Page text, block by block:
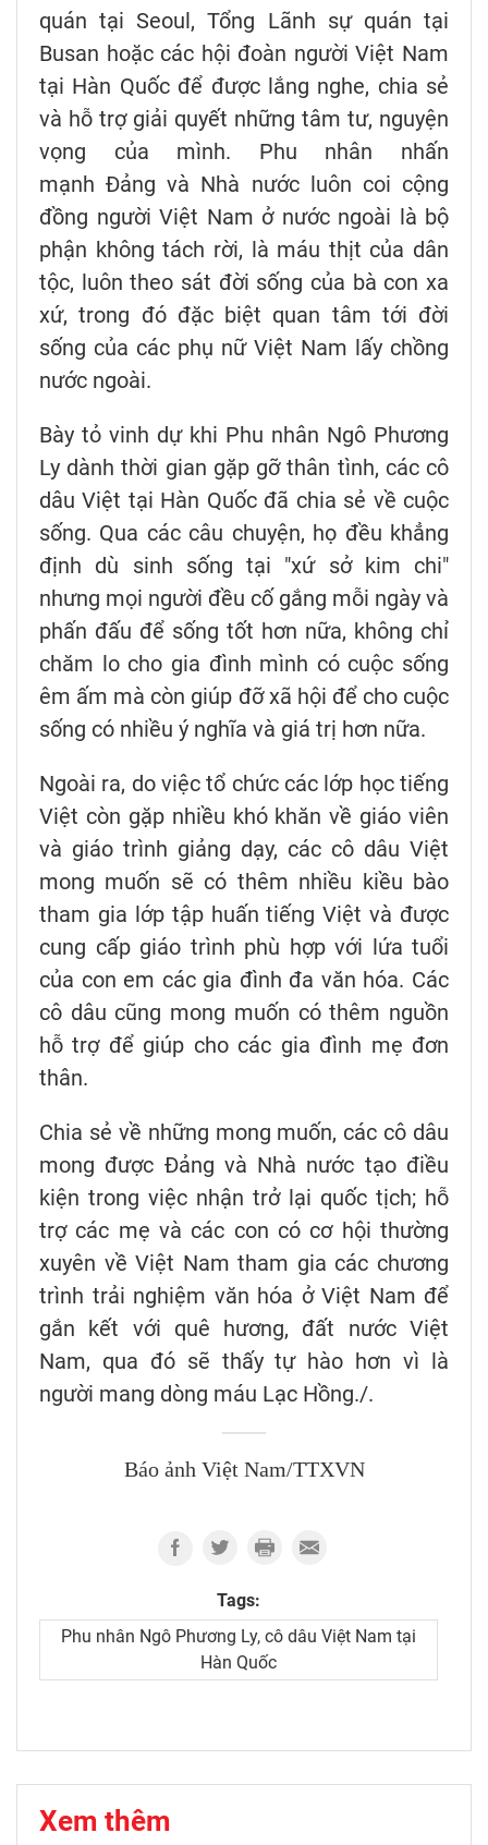
quán tại Seoul, Tổng Lãnh sự quán tại
Busan hoặc các hội đoàn người Việt Nam
tại Hàn Quốc để được lắng nghe, chia sẻ
và hỗ trợ giải quyết những tâm tư, nguyện
vọng của mình. Phu nhân nhấn
mạnh Đảng và Nhà nước luôn coi cộng
đồng người Việt Nam ở nước ngoài là bộ
phận không tách rời, là máu thịt của dân
tộc, luôn theo sát đời sống của bà con xa
xứ, trong đó đặc biệt quan tâm tới đời
sống của các phụ nữ Việt Nam lấy chồng
nước ngoài.
Bày tỏ vinh dự khi Phu nhân Ngô Phương
Ly dành thời gian gặp gỡ thân tình, các cô
dâu Việt tại Hàn Quốc đã chia sẻ về cuộc
sống. Qua các câu chuyện, họ đều khẳng
định dù sinh sống tại "xứ sở kim chi"
nhưng mọi người đều cố gắng mỗi ngày và
phấn đấu để sống tốt hơn nữa, không chỉ
chăm lo cho gia đình mình có cuộc sống
êm ấm mà còn giúp đỡ xã hội để cho cuộc
sống có nhiều ý nghĩa và giá trị hơn nữa.
Ngoài ra, do việc tổ chức các lớp học tiếng
Việt còn gặp nhiều khó khăn về giáo viên
và giáo trình giảng dạy, các cô dâu Việt
mong muốn sẽ có thêm nhiều kiều bào
tham gia lớp tập huấn tiếng Việt và được
cung cấp giáo trình phù hợp với lứa tuổi
của con em các gia đình đa văn hóa. Các
cô dâu cũng mong muốn có thêm nguồn
hỗ trợ để giúp cho các gia đình mẹ đơn
thân.
Chia sẻ về những mong muốn, các cô dâu
mong được Đảng và Nhà nước tạo điều
kiện trong việc nhận trở lại quốc tịch; hỗ
trợ các mẹ và các con có cơ hội thường
xuyên về Việt Nam tham gia các chương
trình trải nghiệm văn hóa ở Việt Nam để
gắn kết với quê hương, đất nước Việt
Nam, qua đó sẽ thấy tự hào hơn vì là
người mang dòng máu Lạc Hồng./.
Báo ảnh Việt Nam/TTXVN
Tags:
Phu nhân Ngô Phương Ly, cô dâu Việt Nam tại
Hàn Quốc
Xem thêm